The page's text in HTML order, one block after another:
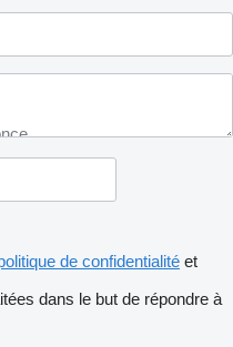
de confidentialité et
dans le but de répondre à